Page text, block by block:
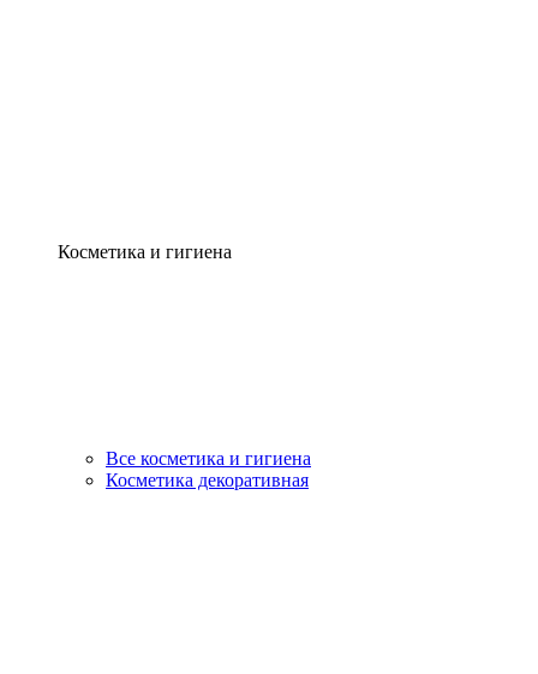
Косметика и гигиена
Все косметика и гигиена
Косметика декоративная